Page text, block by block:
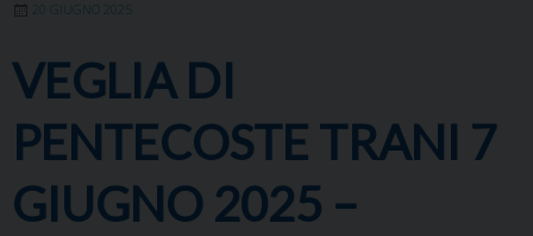
20 GIUGNO 2025
VEGLIA DI
PENTECOSTE TRANI 7
GIUGNO 2025 –